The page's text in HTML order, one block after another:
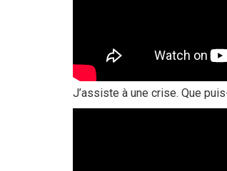
J’assiste à une crise. Que